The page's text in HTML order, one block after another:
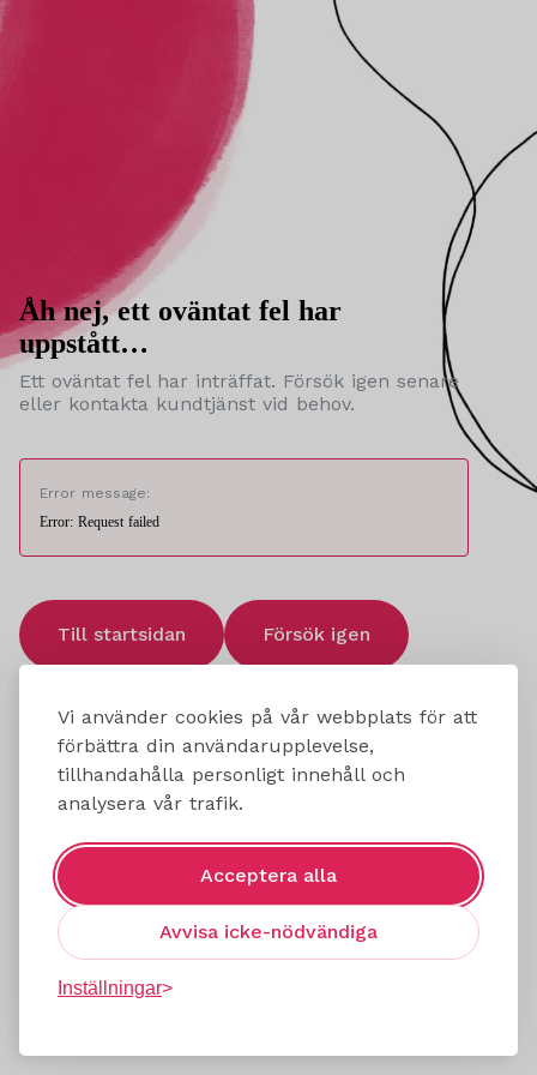
Vi använder cookies på vår webbplats för att
förbättra din användarupplevelse,
tillhandahålla personligt innehåll och
analysera vår trafik.
Acceptera alla
Avvisa icke-nödvändiga
Inställningar
Åh nej, ett oväntat fel har
uppstått…
Ett oväntat fel har inträffat. Försök igen senare
eller kontakta kundtjänst vid behov.
Error message:
Error: Request failed
Till startsidan Försök igen